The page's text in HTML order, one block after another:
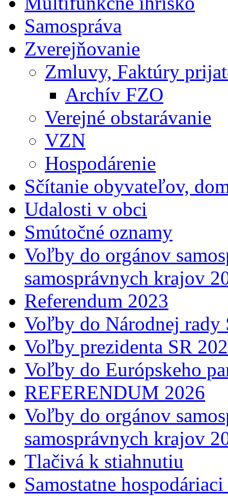
Samospráva
Zverejňovanie
Zmluvy, Faktúry
Archív FZO
Verejné obstarávanie
VZN
Hospodárenie
Sčítanie obyvateľov,
Udalosti v obci
Smútočné oznamy
Voľby do orgánov
samosprávnych krajov
Referendum 2023
Voľby do Národnej
Voľby prezidenta SR
Voľby do Európskeho
REFERENDUM 2026
Voľby do orgánov
samosprávnych krajov
Tlačivá k stiahnutiu
Samostatne